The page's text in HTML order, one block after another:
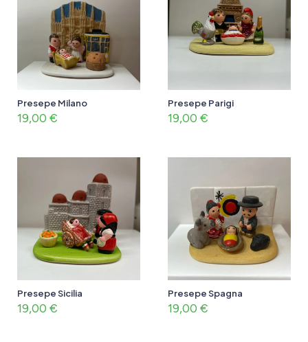
Presepe Milano
19,00 €
Presepe Parigi
19,00 €
Presepe Sicilia
19,00 €
Presepe Spagna
19,00 €